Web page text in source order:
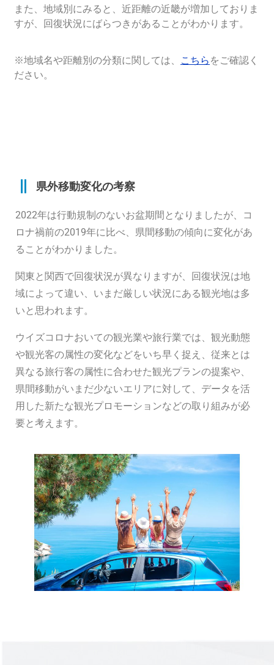
また、地域別にみると、近距離の近畿が増加しておりま
すが、 回復状況にばらつきがあることがわかります。
※地域名や距離別の分類に関しては、 こちら をご確認く
ださい。
県外移動変化の考察
2022年は行動規制のないお盆期間となりましたが、コ
ロナ禍前の2019年に比べ、 県間移動の傾向に変化があ
ることがわかりました。
関東と関西で回復状況が異なりますが、回復状況は地
域によって違い、いまだ厳しい状況にある観光地は多
いと思われます。
ウイズコロナおいての観光業や旅行業では、観光動態
や観光客の属性の変化などをいち早く捉え、 従来とは
異なる旅行客の属性に合わせた観光プランの提案や、
県間移動がいまだ少ないエリアに対して、データを活
用した新たな観光プロモーションなどの取り組みが必
要と考えます。